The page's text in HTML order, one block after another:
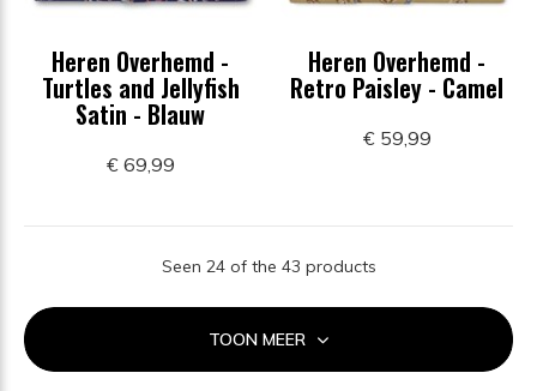
Heren Overhemd -
Turtles and Jellyfish
Satin - Blauw
€ 69,99
Heren Overhemd -
Retro Paisley - Camel
€ 59,99
Seen 24 of the 43 products
TOON MEER